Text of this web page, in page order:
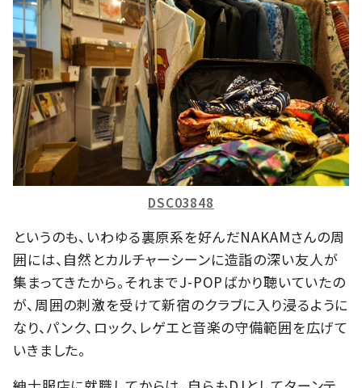
DSC03848
というのも、いわゆる裏原系を好んだNAKAMさんの周
囲には、自然とカルチャーシーンに造詣の深い友人が
集まってきたから。それまでJ-POPばかり聴いていたの
が、周囲の刺激を受けて新宿のクラブに入り浸るように
なり、パンク、ロック、レゲエと音楽の守備範囲を広げて
いきました。